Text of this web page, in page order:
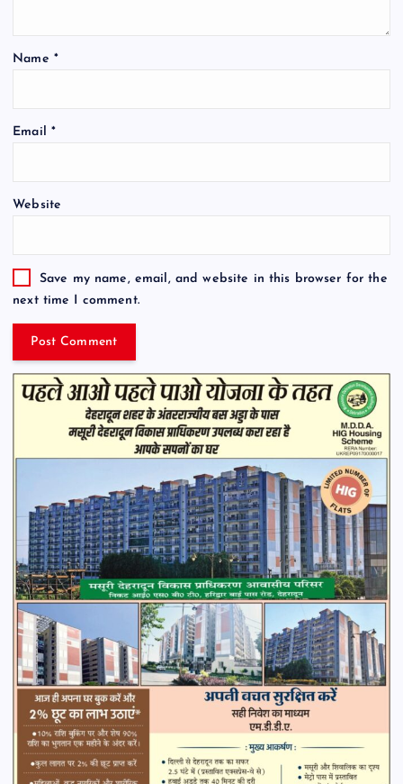
Name *
Email *
Website
Save my name, email, and website in this browser for the
next time I comment.